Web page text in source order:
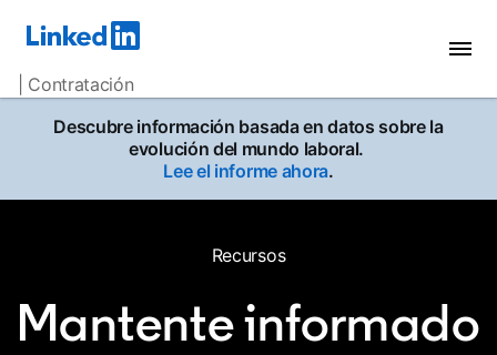
| Contratación
Descubre información basada en datos sobre la
evolución del mundo laboral.
Lee el informe ahora.
Recursos
Mantente informado